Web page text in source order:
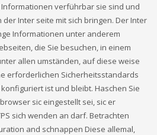
verführbar sie sind und
Inter seite mit sich bringen. Der Inter
Informationen unter anderem
die Sie besuchen, in einem
allen umständen, auf diese weise
erforderlichen Sicherheitsstandards
ist und bleibt. Haschen Sie
sic eingestellt sei, sic er
sich wenden an darf. Betrachten
and schnappen Diese allemal,